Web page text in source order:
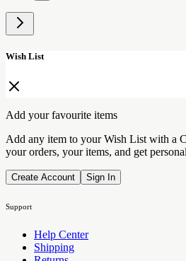
Wish List
Add your favourite items
Add any item to your Wish List with a
your orders, your items, and get
Create Account Sign In
Support
Help Center
Shipping